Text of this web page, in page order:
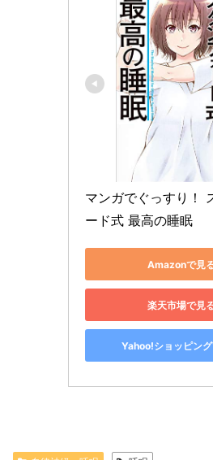
マンガでぐっすり！
ード式 最高の睡眠
Amazonで見
楽天市場で見
Yahoo!ショッピン